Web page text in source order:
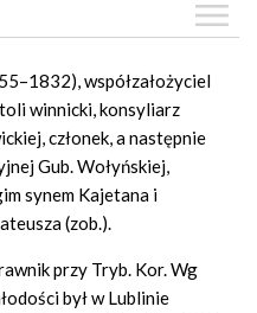
współzałożyciel
winnicki, konsyliarz
członek, a następnie
Gub. Wołyńskiej,
synem Kajetana i
(zob.).
przy Tryb. Kor. Wg
był w Lublinie